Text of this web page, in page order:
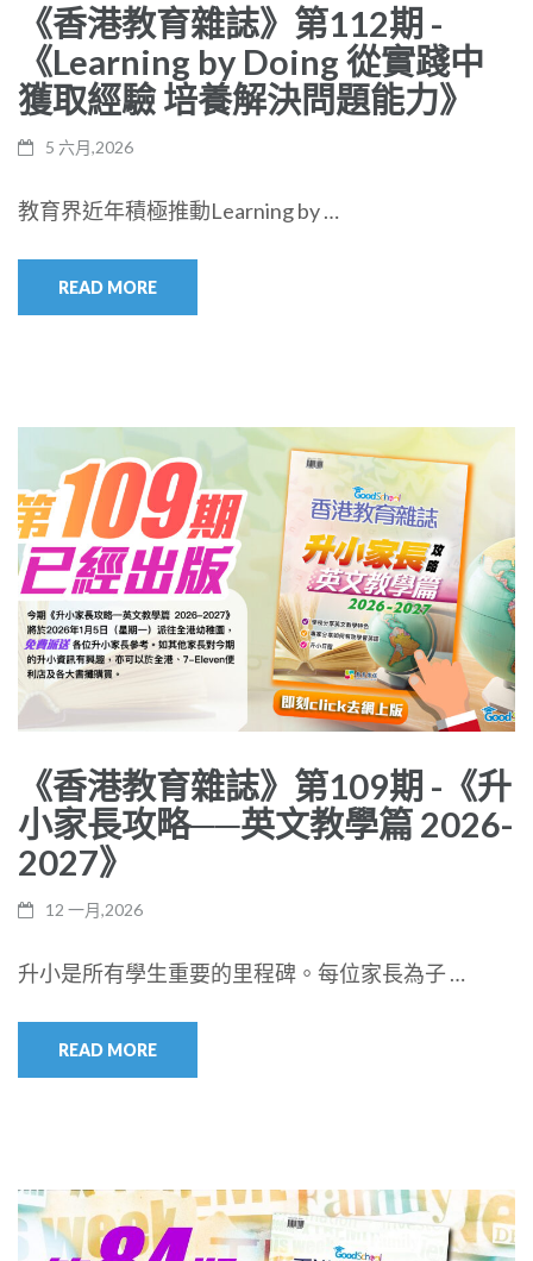
《香港教育雜誌》第112期 -
《Learning by Doing 從實踐中
獲取經驗 培養解決問題能力》
5 六月,2026
教育界近年積極推動Learning by …
READ MORE
《香港教育雜誌》第109期 -《升
小家長攻略──英文教學篇 2026-
2027》
12 一月,2026
升小是所有學生重要的里程碑。每位家長為子 …
READ MORE